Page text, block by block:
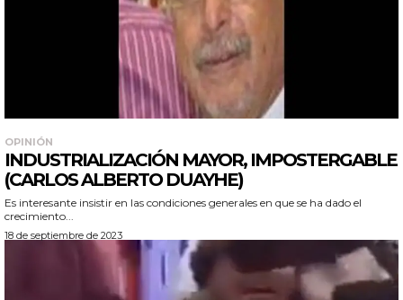
OPINIÓN
INDUSTRIALIZACIÓN MAYOR, IMPOSTERGABLE
(CARLOS ALBERTO DUAYHE)
Es interesante insistir en las condiciones generales en que se ha dado el
crecimiento...
18 de septiembre de 2023